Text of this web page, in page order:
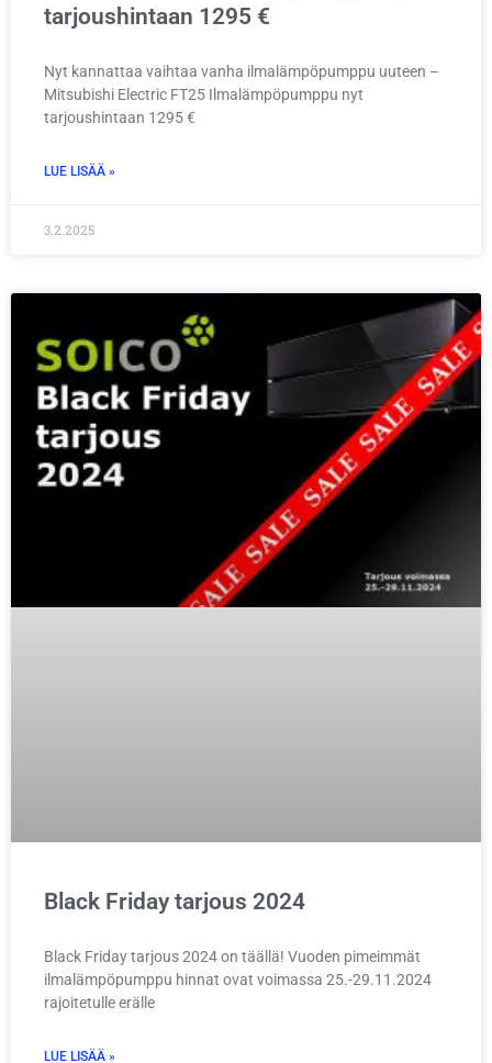
tarjoushintaan 1295 €
Nyt kannattaa vaihtaa vanha ilmalämpöpumppu uuteen –
Mitsubishi Electric FT25 Ilmalämpöpumppu nyt
tarjoushintaan 1295 €
LUE LISÄÄ »
3.2.2025
Black Friday tarjous 2024
Black Friday tarjous 2024 on täällä! Vuoden pimeimmät
ilmalämpöpumppu hinnat ovat voimassa 25.-29.11.2024
rajoitetulle erälle
LUE LISÄÄ »